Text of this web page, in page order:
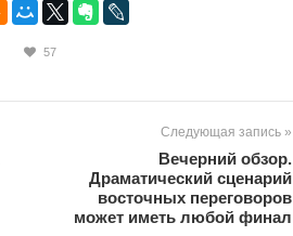
57
Следующая запись »
Вечерний обзор.
Драматический сценарий
восточных переговоров
может иметь любой финал